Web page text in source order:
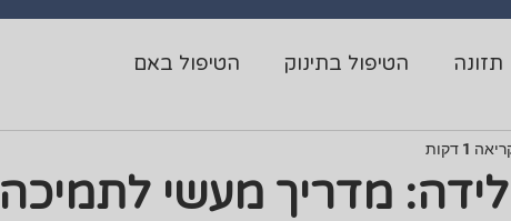
תזונה הטיפול בתינוק הטיפול באם
מדריך מעשי לתמיכה
1 דקות